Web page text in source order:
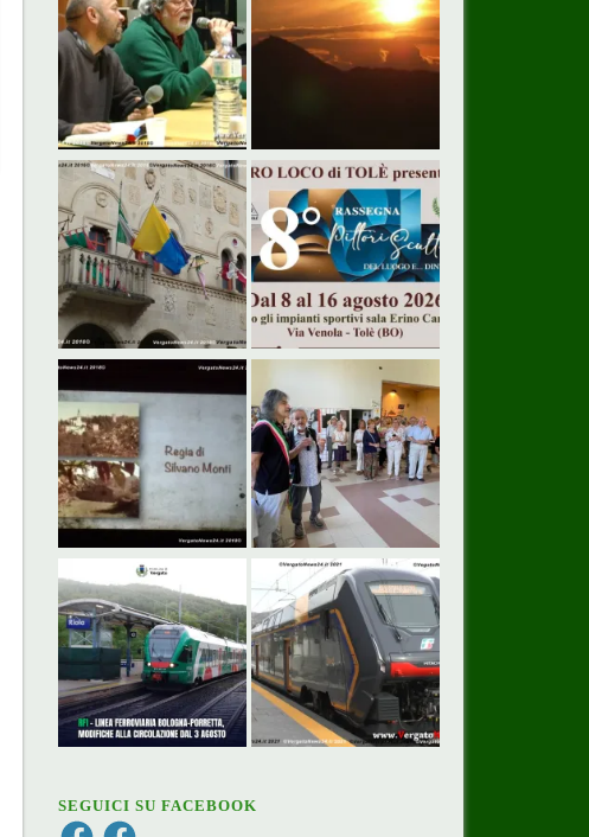
SEGUICI SU FACEBOOK
FacebookFacebook